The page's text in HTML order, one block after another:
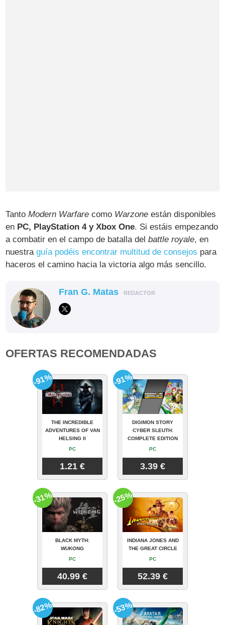
TantoModern Warfare como Warzone están disponibles
en PC, PlayStation 4 y Xbox One. Si estáis empezando
a combatir en el campo de batalla delbattle royale, en
nuestraguía podéis encontrar multitud de consejos para
haceros el camino hacia la victoria algo más sencillo.
Fran G. Matas REDACTOR
OFERTAS RECOMENDADAS
THE INCREDIBLE
ADVENTURES OF VAN
HELSING II
PC
1.21 €
-91%
DIGIMON STORY
CYBER SLEUTH:
COMPLETE EDITION
PC
3.39 €
-91%
BLACK MYTH:
WUKONG
PC
40.99 €
-31%
INDIANA JONES AND
THE GREAT CIRCLE
PC
52.39 €
-25%
-82% -53%